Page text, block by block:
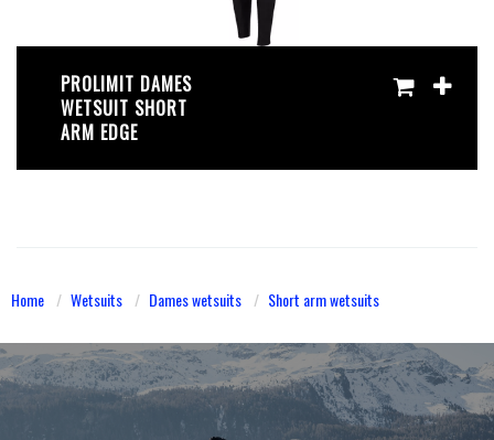
PROLIMIT DAMES
WETSUIT SHORT
ARM EDGE
Home Wetsuits Dames wetsuits Short arm wetsuits